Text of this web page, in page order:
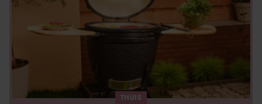
THUIS